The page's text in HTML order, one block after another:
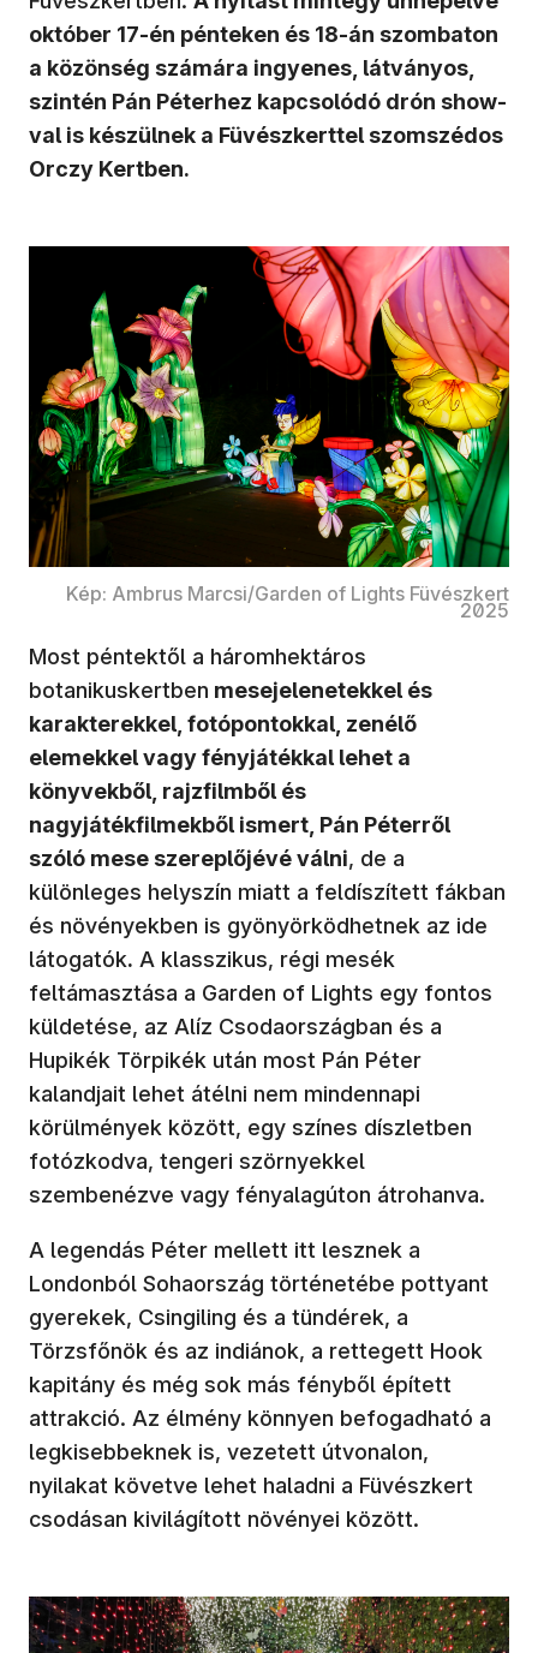
október 17-én pénteken és 18-án szombaton
a közönség számára ingyenes, látványos,
szintén Pán Péterhez kapcsolódó drón show-
val is készülnek a Füvészkerttel szomszédos
Orczy Kertben.
Kép: Ambrus Marcsi/Garden of Lights Füvészkert
2025
Most péntektől a háromhektáros
botanikuskertben mesejelenetekkel és
karakterekkel, fotópontokkal, zenélő
elemekkel vagy fényjátékkal lehet a
könyvekből, rajzfilmből és
nagyjátékfilmekből ismert, Pán Péterről
szóló mese szereplőjévé válni, de a
különleges helyszín miatt a feldíszített fákban
és növényekben is gyönyörködhetnek az ide
látogatók. A klasszikus, régi mesék
feltámasztása a Garden of Lights egy fontos
küldetése, az Alíz Csodaországban és a
Hupikék Törpikék után most Pán Péter
kalandjait lehet átélni nem mindennapi
körülmények között, egy színes díszletben
fotózkodva, tengeri szörnyekkel
szembenézve vagy fényalagúton átrohanva.
A legendás Péter mellett itt lesznek a
Londonból Sohaország történetébe pottyant
gyerekek, Csingiling és a tündérek, a
Törzsfőnök és az indiánok, a rettegett Hook
kapitány és még sok más fényből épített
attrakció. Az élmény könnyen befogadható a
legkisebbeknek is, vezetett útvonalon,
nyilakat követve lehet haladni a Füvészkert
csodásan kivilágított növényei között.